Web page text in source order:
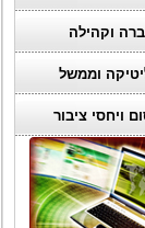
וקהילה
וממשל
ויחסי ציבור